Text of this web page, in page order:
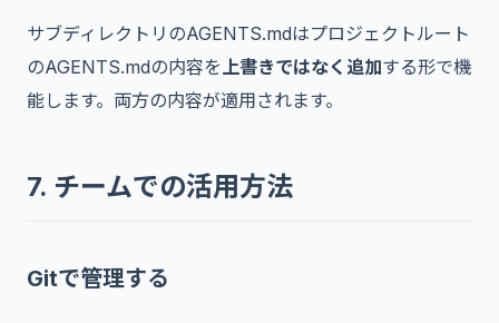
サブディレクトリのAGENTS.mdはプロジェクトルート
のAGENTS.mdの内容を 上書きではなく追加する形で機
能します。両方の内容が適用されます。
7. チームでの活用方法
Gitで管理する